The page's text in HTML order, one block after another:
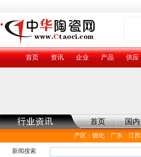
首页 资讯 企业 产品 供应
首页 国内
产区 ： 德化 广东 江西
新闻搜索